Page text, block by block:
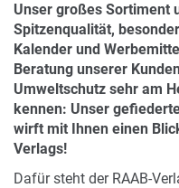
Unser großes Sortiment
Spitzenqualität,
Kalender und
Beratung unserer
Umweltschutz sehr am
kennen: Unser
wirft mit Ihnen einen
Verlags!
Dafür steht der RAAB-